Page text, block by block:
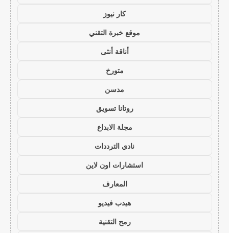
كار نيوز
موقع خبرة التقني
أناقة أنثى
متورخ
مدسن
روتانا تسويق
مجلة الابداع
نادي الترددات
استشارات اون لاين
المعارف
هيدب فيديو
رمح التقنية